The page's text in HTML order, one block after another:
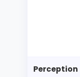
Perception